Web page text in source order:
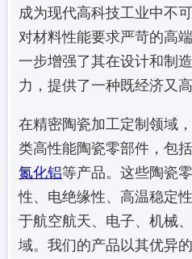
成为现代高科技工业中不
对材料性能要求严苛的高
一步增强了其在设计和制
力，提供了一种既经济又
在精密陶瓷加工定制领域
类高性能陶瓷零部件，包括
氮化铝等产品。这些陶瓷
性、电绝缘性、高温稳定
于航空航天、电子、机械
域。我们的产品以其优异